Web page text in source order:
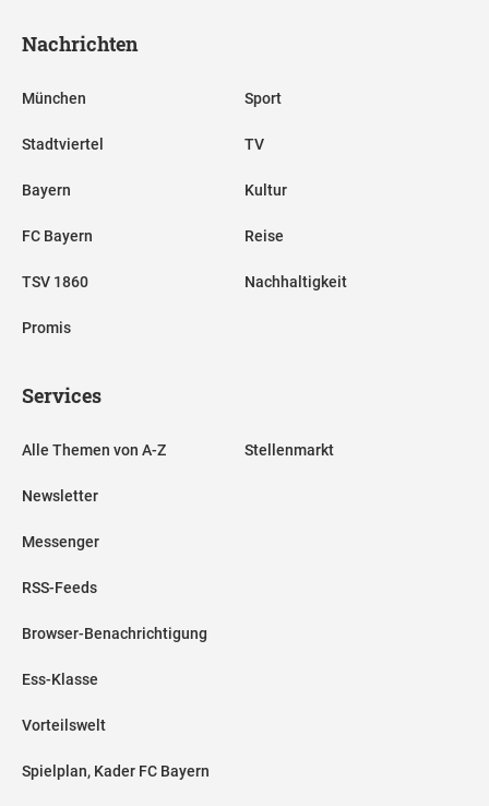
Nachrichten
München
Stadtviertel
Bayern
FC Bayern
TSV 1860
Promis
Sport
TV
Kultur
Reise
Nachhaltigkeit
Services
Alle Themen von A-Z
Newsletter
Messenger
RSS-Feeds
Browser-Benachrichtigung
Ess-Klasse
Vorteilswelt
Spielplan, Kader FC Bayern
Stellenmarkt